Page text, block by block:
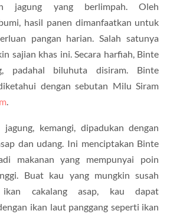
jagung yang berlimpah. Oleh
hasil panen dimanfaatkan untuk
pangan harian. Salah satunya
sajian khas ini. Secara harfiah, Binte
padahal biluhuta disiram. Binte
dengan sebutan Milu Siram
.
kemangi, dipadukan dengan
dan udang. Ini menciptakan Binte
makanan yang mempunyai poin
Buat kau yang mungkin susah
ikan cakalang asap, kau dapat
ikan laut panggang seperti ikan